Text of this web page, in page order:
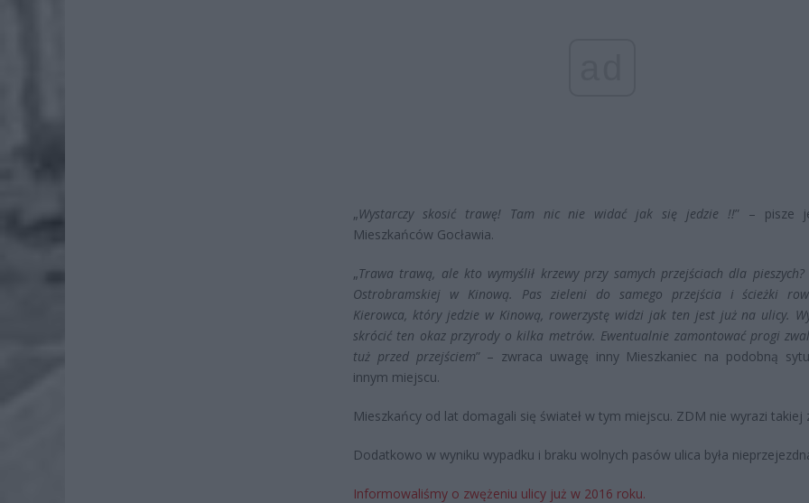
„Wystarczy skosić trawę! Tam nic nie widać jak się jedzie !!” – pisze
Mieszkańców Gocławia.
„Trawa trawą, ale kto wymyślił krzewy przy samych przejściach dla pieszych?
Ostrobramskiej w Kinową. Pas zieleni do samego przejścia i ścieżki
Kierowca, który jedzie w Kinową, rowerzystę widzi jak ten jest już na ulicy.
skrócić ten okaz przyrody o kilka metrów. Ewentualnie zamontować progi
tuż przed przejściem” – zwraca uwagę inny Mieszkaniec na podobną
innym miejscu.
Mieszkańcy od lat domagali się świateł w tym miejscu. ZDM nie wyrazi takiej
Dodatkowo w wyniku wypadku i braku wolnych pasów ulica była
Informowaliśmy o zwężeniu ulicy już w 2016 roku.